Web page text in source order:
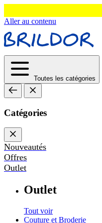
Aller au contenu
Toutes les catégories
Catégories
Nouveautés
Offres
Outlet
Outlet
Tout voir
Couture et Broderie